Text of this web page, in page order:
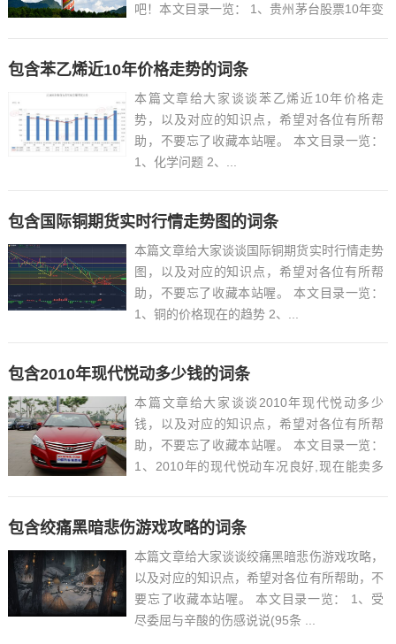
吧！本文目录一览： 1、贵州茅台股票10年变
包含苯乙烯近10年价格走势的词条
本篇文章给大家谈谈苯乙烯近10年价格走
势，以及对应的知识点，希望对各位有所帮
助，不要忘了收藏本站喔。 本文目录一览：
1、化学问题 2、...
包含国际铜期货实时行情走势图的词条
本篇文章给大家谈谈国际铜期货实时行情走势
图，以及对应的知识点，希望对各位有所帮
助，不要忘了收藏本站喔。 本文目录一览：
1、铜的价格现在的趋势 2、...
包含2010年现代悦动多少钱的词条
本篇文章给大家谈谈2010年现代悦动多少
钱，以及对应的知识点，希望对各位有所帮
助，不要忘了收藏本站喔。 本文目录一览：
1、2010年的现代悦动车况良好,现在能卖多
包含绞痛黑暗悲伤游戏攻略的词条
本篇文章给大家谈谈绞痛黑暗悲伤游戏攻略，
以及对应的知识点，希望对各位有所帮助，不
要忘了收藏本站喔。 本文目录一览： 1、受
尽委屈与辛酸的伤感说说(95条 ...